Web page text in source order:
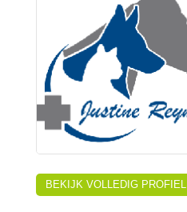
BEKIJK VOLLEDIG PROFIEL